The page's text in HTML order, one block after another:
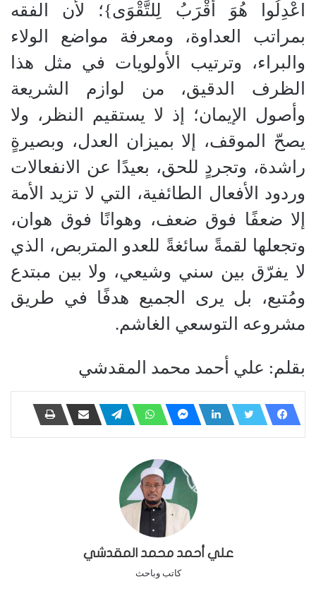
اعْدِلُوا هُوَ أَقْرَبُ لِلتَّقْوَى}؛ لأن الفقه
بمراتب العداوة، ومعرفة مواضع الولاء
والبراء، وترتيب الأولويات في مثل هذا
الظرف الدقيق، من لوازم الشريعة
وأصول الإيمان؛ إذ لا يستقيم النظر، ولا
يصحّ الموقف، إلا بميزان العدل، وبصيرةٍ
راشدة، وتجردٍ للحق، بعيدًا عن الانفعالات
وردود الأفعال الطائفية، التي لا تزيد الأمة
إلا ضعفًا فوق ضعف، وهوانًا فوق هوان،
وتجعلها لقمةً سائغةً للعدو المتربص، الذي
لا يفرّق بين سني وشيعي، ولا بين مبتدع
ومُتبع، بل يرى الجميع هدفًا في طريق
مشروعه التوسعي الغاشم.
بقلم: علي أحمد محمد المقدشي
علي أحمد محمد المقدشي
كاتب وباحث